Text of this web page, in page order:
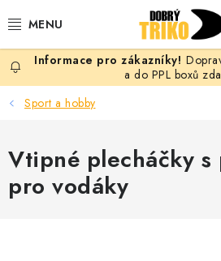
na
PRO ŽENY
PRO MUŽE
PRO DĚTI
DOPLŇKY
a do PPL boxů
Sport a hobby
Vtipné plecháčky s
pro vodáky